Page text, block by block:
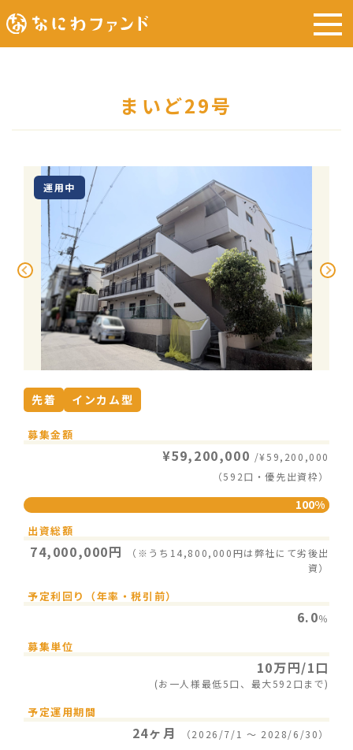
まいど29号
運用中
先着 インカム型
募集金額
¥59,200,000 /¥59,200,000
（592口・優先出資枠）
100%
出資総額
74,000,000円
（※うち14,800,000円は弊社にて劣後出
資）
予定利回り（年率・税引前）
6.0％
募集単位
10万円/1口
(お一人様最低5口、最大592口まで)
予定運用期間
24ヶ月 （2026/7/1 〜 2028/6/30）